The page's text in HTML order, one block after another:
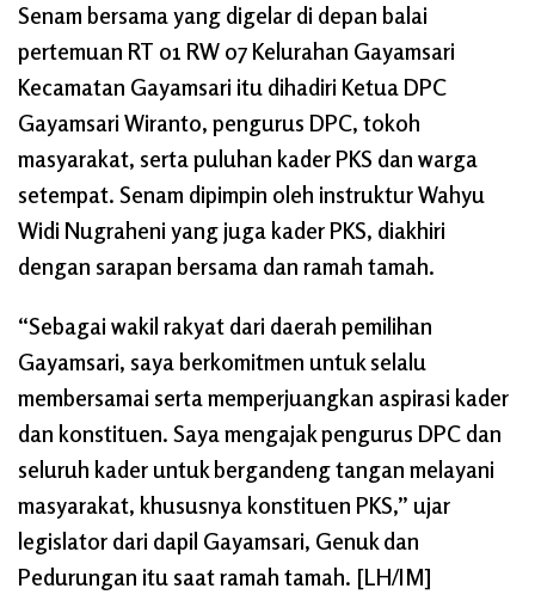
Senam bersama yang digelar di depan balai
pertemuan RT 01 RW 07 Kelurahan Gayamsari
Kecamatan Gayamsari itu dihadiri Ketua DPC
Gayamsari Wiranto, pengurus DPC, tokoh
masyarakat, serta puluhan kader PKS dan warga
setempat. Senam dipimpin oleh instruktur Wahyu
Widi Nugraheni yang juga kader PKS, diakhiri
dengan sarapan bersama dan ramah tamah.
“Sebagai wakil rakyat dari daerah pemilihan
Gayamsari, saya berkomitmen untuk selalu
membersamai serta memperjuangkan aspirasi kader
dan konstituen. Saya mengajak pengurus DPC dan
seluruh kader untuk bergandeng tangan melayani
masyarakat, khususnya konstituen PKS,” ujar
legislator dari dapil Gayamsari, Genuk dan
Pedurungan itu saat ramah tamah. [LH/IM]